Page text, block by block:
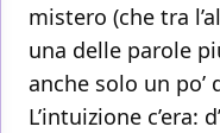
mistero (che tra
una delle parole
anche solo un po’
L’intuizione c’era: